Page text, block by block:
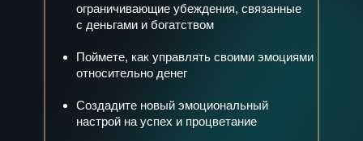
ограничивающие убеждения, связанные
с деньгами и богатством
Поймете, как управлять своими эмоциями
относительно денег
Создадите новый эмоциональный
настрой на успех и процветание